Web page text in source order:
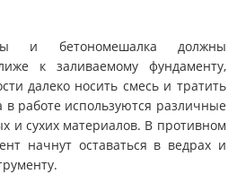
и бетономешалка должны
к заливаемому фундаменту,
далеко носить смесь и тратить
работе используются различные
и сухих материалов. В противном
начнут оставаться в ведрах и